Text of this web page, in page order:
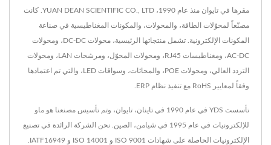
مقرها في تايوان منذ عام 1990، YUAN DEAN SCIENTIFIC CO., LTD. كانت
مصنّعاً لمحوّلات الطاقة، والمحولات، والمكونات المغناطيسية في صناعة
المكونات الإلكترونية. تشمل منتجاتها الرئيسية، محولات DC-DC، ومحولات
AC-DC، ومغناطيسات RJ45، ومحولات المحوّل، ومرشحات LAN، ومحولات
التردد العالي، ومحولات POE، والمحاثات، وسواقات LED، والتي تم اعتمادها
وفقاً لمعايير RoHS مع تنفيذ نظام ERP.
تأسست YDS في عام 1990 في تاينان، تايوان، وتم تأسيس مصنعنا هو ماو
للإلكترونيات في عام 1995 في شيامن، الصين. نحن الشركة الرائدة في تصنيع